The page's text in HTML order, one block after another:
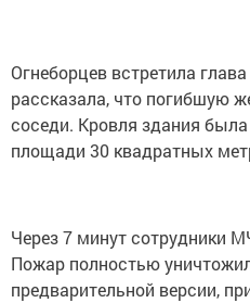
Огнеборцев встретила
рассказала, что погибшую
соседи. Кровля здания
площади 30 квадратных
Через 7 минут сотрудники
Пожар полностью
предварительной версии,